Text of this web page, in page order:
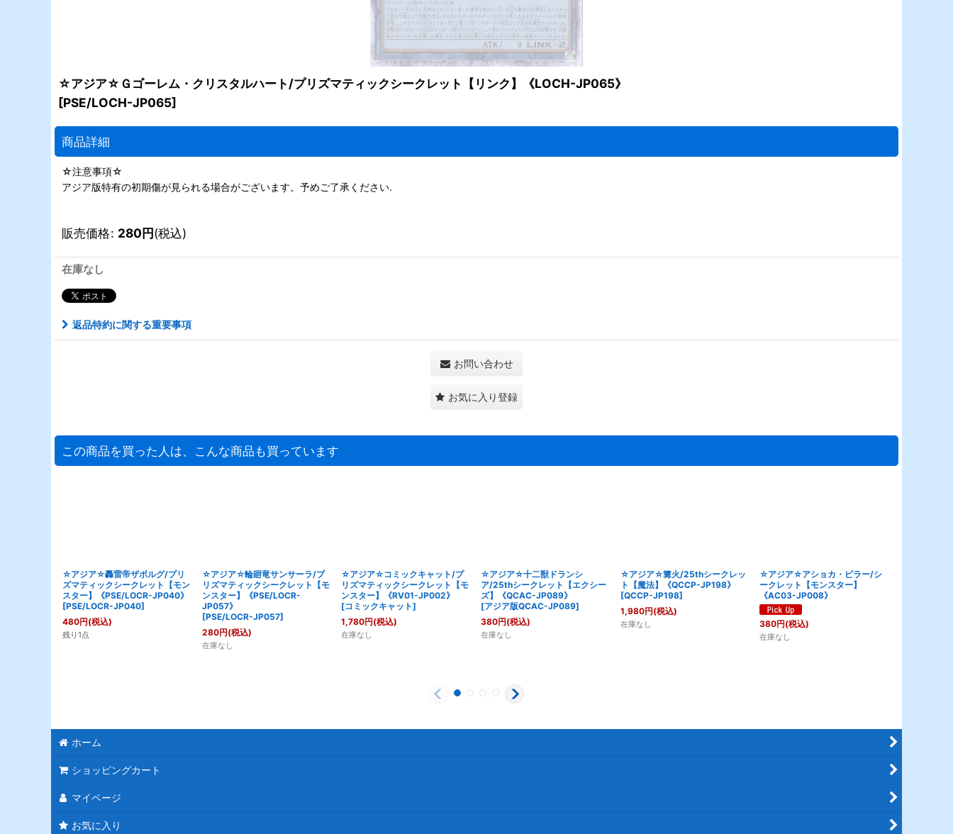
☆アジア☆Ｇゴーレム・クリスタルハート/プリズマティックシークレット【リンク】《LOCH-JP065》
[PSE/LOCH-JP065]
商品詳細
☆注意事項☆
アジア版特有の初期傷が見られる場合がございます。予めご了承ください.
販売価格: 280円(税込)
在庫なし
返品特約に関する重要事項
お問い合わせ
お気に入り登録
この商品を買った人は、こんな商品も買っています
☆アジア☆轟雷帝ザボルグ/プリ
ズマティックシークレット【モン
スター】《PSE/LOCR-JP040》
[PSE/LOCR-JP040]
480円(税込)
残り1点
☆アジア☆輪廻竜サンサーラ/プ
リズマティックシークレット【モ
ンスター】《PSE/LOCR-
JP057》
[PSE/LOCR-JP057]
280円(税込)
在庫なし
☆アジア☆コミックキャット/プ
リズマティックシークレット【モ
ンスター】《RV01-JP002》
[コミックキャット]
1,780円(税込)
在庫なし
☆アジア☆十二獣ドランシ
ア/25thシークレット【エクシー
ズ】《QCAC-JP089》
[アジア版QCAC-JP089]
380円(税込)
在庫なし
☆アジア☆篝火/25thシークレッ
ト【魔法】《QCCP-JP198》
[QCCP-JP198]
1,980円(税込)
在庫なし
☆アジア☆アショカ・ピラー/シ
ークレット【モンスター】
《AC03-JP008》
380円(税込)
在庫なし
ホーム
ショッピングカート
マイページ
お気に入り